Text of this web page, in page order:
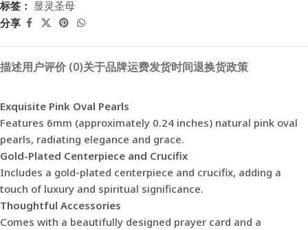
标签： 显灵圣母
分享
描述用户评价 (0)关于品牌运费发货时间退换货政策
Exquisite Pink Oval Pearls
Features 6mm (approximately 0.24 inches) natural pink oval
pearls, radiating elegance and grace.
Gold-Plated Centerpiece and Crucifix
Includes a gold-plated centerpiece and crucifix, adding a
touch of luxury and spiritual significance.
Thoughtful Accessories
Comes with a beautifully designed prayer card and a